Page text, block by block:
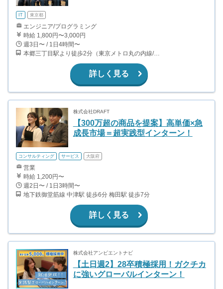
IT 東京都
エンジニア/プログラミング
時給 1,800円〜3,000円
週3日〜 / 1日4時間〜
本郷三丁目駅より徒歩2分（東京メトロ丸の内線/都営地下鉄大江戸線）
詳しく見る
株式会社DRAFT
【300万超の商品を提案】高単価×急
成長市場＝超実践型インターン！
コンサルティング サービス 大阪府
営業
時給 1,200円〜
週2日〜 / 1日3時間〜
地下鉄御堂筋線 中津駅 徒歩6分 梅田駅 徒歩7分
詳しく見る
株式会社アンビエントナビ
【土日週2】28卒積極採用！ガクチカ
に強いグローバルインターン！